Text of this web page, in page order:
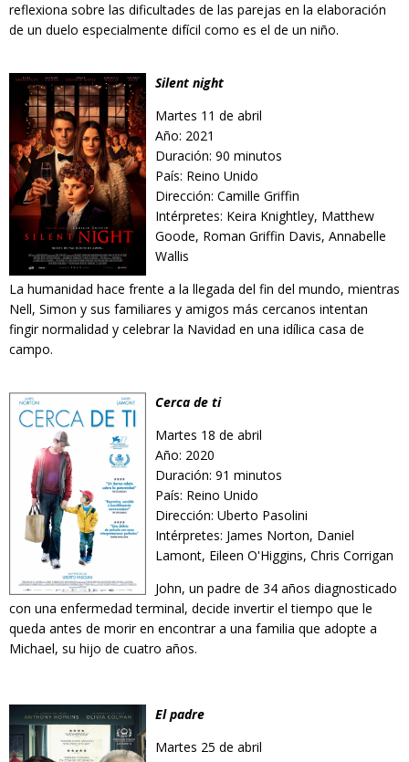
reflexiona sobre las dificultades de las parejas en la elaboración
de un duelo especialmente difícil como es el de un niño.
Silent night
Martes 11 de abril
Año: 2021
Duración: 90 minutos
País: Reino Unido
Dirección: Camille Griffin
Intérpretes: Keira Knightley, Matthew
Goode, Roman Griffin Davis, Annabelle
Wallis
La humanidad hace frente a la llegada del fin del mundo, mientras
Nell, Simon y sus familiares y amigos más cercanos intentan
fingir normalidad y celebrar la Navidad en una idílica casa de
campo.
Cerca de ti
Martes 18 de abril
Año: 2020
Duración: 91 minutos
País: Reino Unido
Dirección: Uberto Pasolini
Intérpretes: James Norton, Daniel
Lamont, Eileen O'Higgins, Chris Corrigan
John, un padre de 34 años diagnosticado
con una enfermedad terminal, decide invertir el tiempo que le
queda antes de morir en encontrar a una familia que adopte a
Michael, su hijo de cuatro años.
El padre
Martes 25 de abril